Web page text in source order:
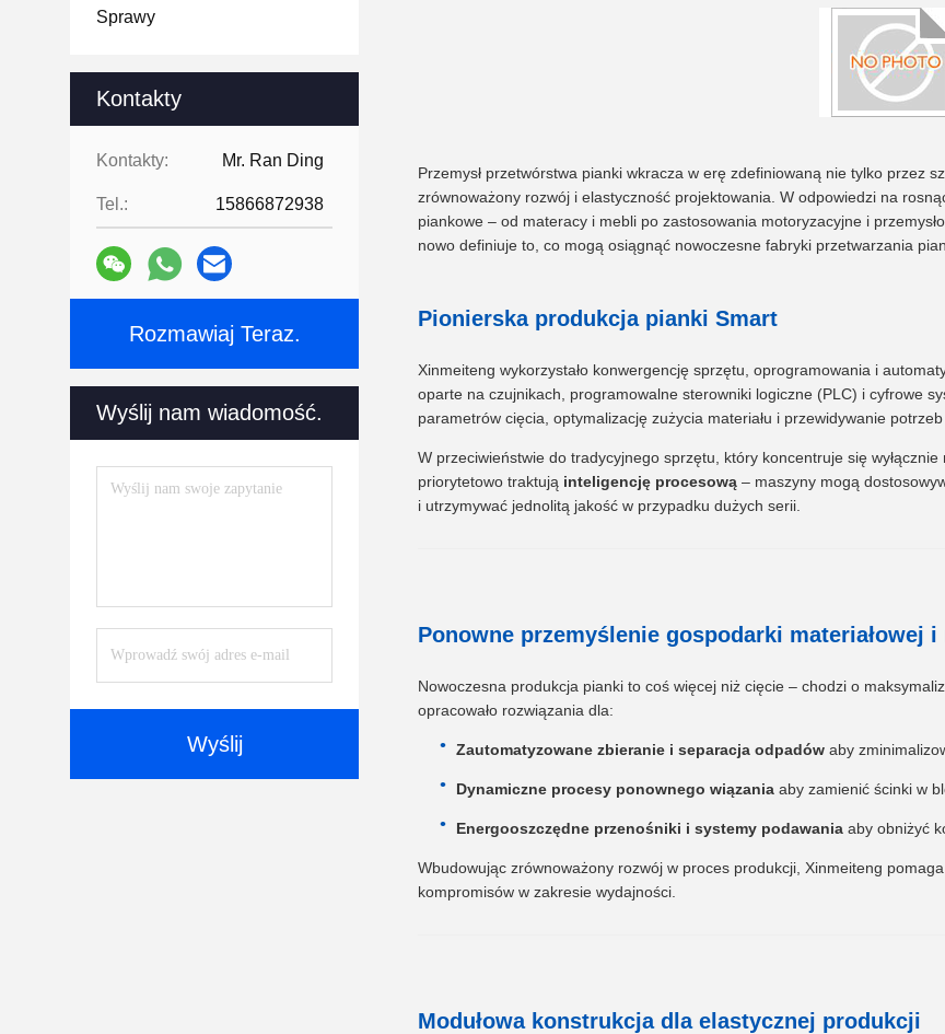
Sprawy
Kontakty
Kontakty: Mr. Ran Ding
Tel.: 15866872938
Rozmawiaj Teraz.
Wyślij nam wiadomość.
Wyślij
Przemysł przetwórstwa pianki wkracza w erę zdefiniowaną nie tylko przez
zrównoważony rozwój i elastyczność projektowania. W odpowiedzi na
piankowe – od materacy i mebli po zastosowania motoryzacyjne i
nowo definiuje to, co mogą osiągnąć nowoczesne fabryki przetwarzania
Pionierska produkcja pianki Smart
Xinmeiteng wykorzystało konwergencję sprzętu, oprogramowania i
oparte na czujnikach, programowalne sterowniki logiczne (PLC) i cyfrowe
parametrów cięcia, optymalizację zużycia materiału i przewidywanie
W przeciwieństwie do tradycyjnego sprzętu, który koncentruje się
priorytetowo traktują inteligencję procesową – maszyny mogą
i utrzymywać jednolitą jakość w przypadku dużych serii.
Ponowne przemyślenie gospodarki materiałowej
Nowoczesna produkcja pianki to coś więcej niż cięcie – chodzi o
opracowało rozwiązania dla:
Zautomatyzowane zbieranie i separacja odpadów aby
Dynamiczne procesy ponownego wiązania aby zamienić ścinki w
Energooszczędne przenośniki i systemy podawania aby obniżyć
Wbudowując zrównoważony rozwój w proces produkcji, Xinmeiteng
kompromisów w zakresie wydajności.
Modułowa konstrukcja dla elastycznej produkcji